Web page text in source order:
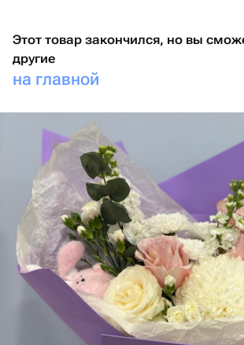
Этот товар закончился, но вы
другие
на главной